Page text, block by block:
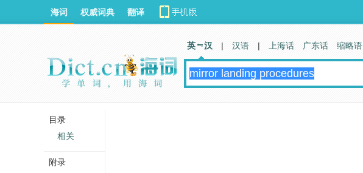
海词 权威词典 翻译
英 汉 | 汉语 | 上海话 广东话 缩略语
目录
相关
附录